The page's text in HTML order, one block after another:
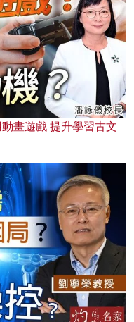
畫遊戲 提升學習古文